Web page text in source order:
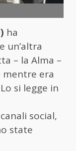
ha
un’altra
– la Alma –
era
si legge in
social,
state